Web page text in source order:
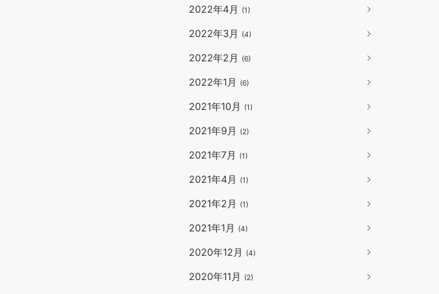
2022年4月 (1)
2022年3月 (4)
2022年2月 (6)
2022年1月 (6)
2021年10月 (1)
2021年9月 (2)
2021年7月 (1)
2021年4月 (1)
2021年2月 (1)
2021年1月 (4)
2020年12月 (4)
2020年11月 (2)